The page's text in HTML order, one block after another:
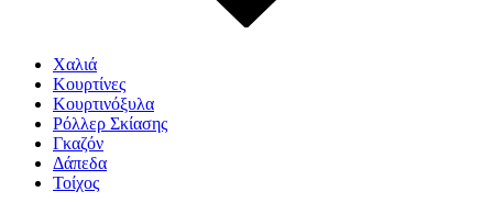
Χαλιά
Κουρτίνες
Κουρτινόξυλα
Ρόλλερ Σκίασης
Γκαζόν
Δάπεδα
Τοίχος